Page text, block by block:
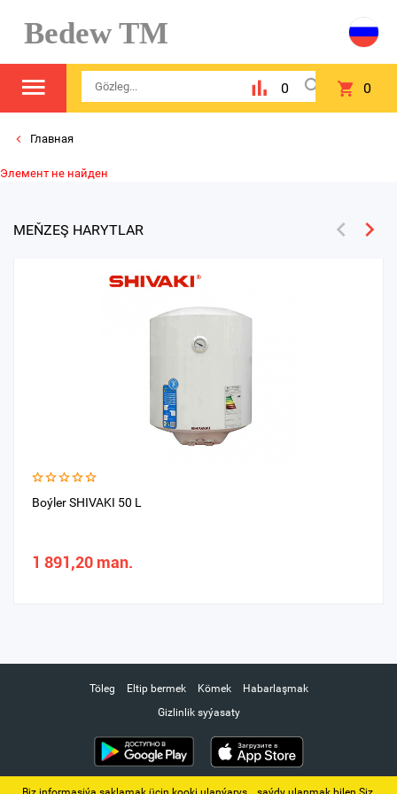
Bedew TM
0 0
Главная
Элемент не найден
MEŇZEŞ HARYTLAR
Boýler SHIVAKI 50 L
1 891,20 man.
Töleg Eltip bermek Kömek
Habarlaşmak
Gizlinlik syýasaty